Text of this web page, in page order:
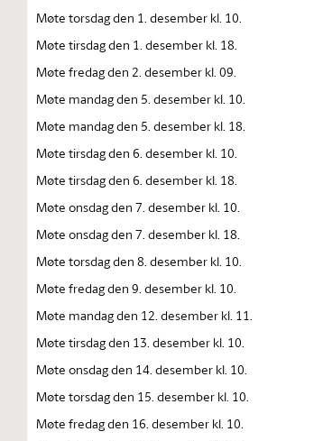
Møte torsdag den 1. desember kl. 10.
Møte tirsdag den 1. desember kl. 18.
Møte fredag den 2. desember kl. 09.
Møte mandag den 5. desember kl. 10.
Møte mandag den 5. desember kl. 18.
Møte tirsdag den 6. desember kl. 10.
Møte tirsdag den 6. desember kl. 18.
Møte onsdag den 7. desember kl. 10.
Møte onsdag den 7. desember kl. 18.
Møte torsdag den 8. desember kl. 10.
Møte fredag den 9. desember kl. 10.
Møte mandag den 12. desember kl. 11.
Møte tirsdag den 13. desember kl. 10.
Møte onsdag den 14. desember kl. 10.
Møte torsdag den 15. desember kl. 10.
Møte fredag den 16. desember kl. 10.